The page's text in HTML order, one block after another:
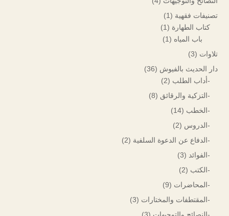
تصنيفات فقهية (1)
كتاب الطهارة (1)
باب المياه (1)
تلاوات (3)
دار الحديث بالفيوش (36)
-أداب الطلب (2)
-التزكية والرقائق (8)
-الخطب (14)
-الدروس (2)
-الدفاع عن الدعوة السلفية (2)
-الفوائد (3)
-الكتب (2)
-المحاضرات (9)
-المقتطفات والمختارات (3)
-النصائح والتوجيهات (3)